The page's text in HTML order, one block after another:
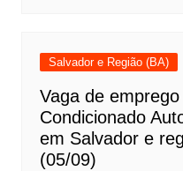
Salvador e Região (BA)
Vaga de
Condicionado
em Salvador e
(05/09)